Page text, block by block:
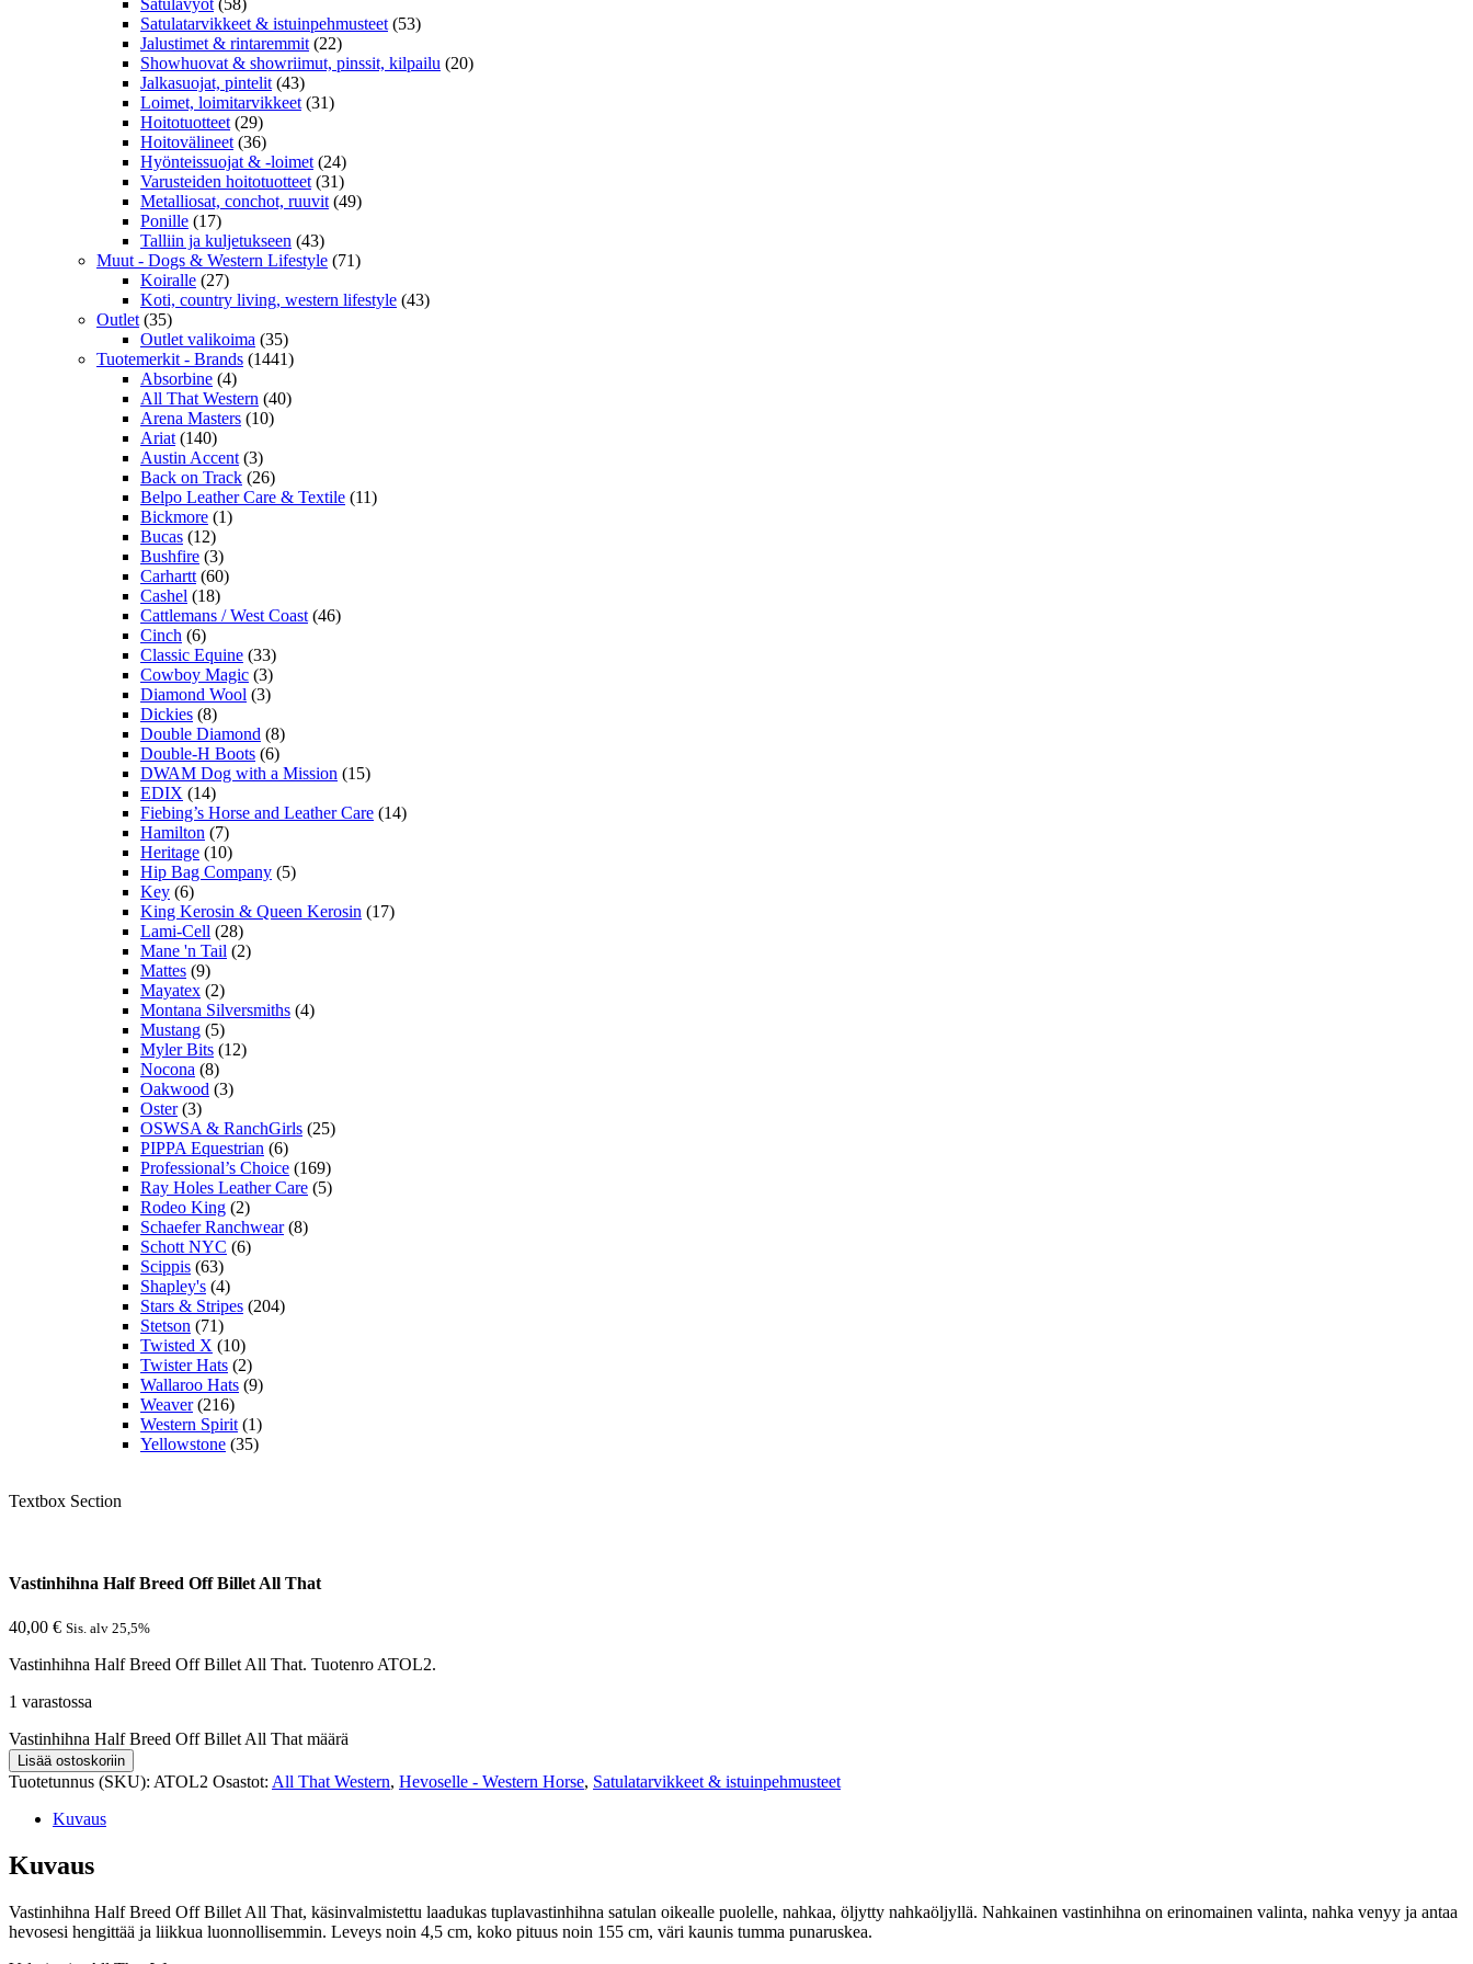
Satulavyöt (58)
Satulatarvikkeet & istuinpehmusteet (53)
Jalustimet & rintaremmit (22)
Showhuovat & showriimut, pinssit, kilpailu (20)
Jalkasuojat, pintelit (43)
Loimet, loimitarvikkeet (31)
Hoitotuotteet (29)
Hoitovälineet (36)
Hyönteissuojat & -loimet (24)
Varusteiden hoitotuotteet (31)
Metalliosat, conchot, ruuvit (49)
Ponille (17)
Talliin ja kuljetukseen (43)
Muut - Dogs & Western Lifestyle (71)
Koiralle (27)
Koti, country living, western lifestyle (43)
Outlet (35)
Outlet valikoima (35)
Tuotemerkit - Brands (1441)
Absorbine (4)
All That Western (40)
Arena Masters (10)
Ariat (140)
Austin Accent (3)
Back on Track (26)
Belpo Leather Care & Textile (11)
Bickmore (1)
Bucas (12)
Bushfire (3)
Carhartt (60)
Cashel (18)
Cattlemans / West Coast (46)
Cinch (6)
Classic Equine (33)
Cowboy Magic (3)
Diamond Wool (3)
Dickies (8)
Double Diamond (8)
Double-H Boots (6)
DWAM Dog with a Mission (15)
EDIX (14)
Fiebing’s Horse and Leather Care (14)
Hamilton (7)
Heritage (10)
Hip Bag Company (5)
Key (6)
King Kerosin & Queen Kerosin (17)
Lami-Cell (28)
Mane 'n Tail (2)
Mattes (9)
Mayatex (2)
Montana Silversmiths (4)
Mustang (5)
Myler Bits (12)
Nocona (8)
Oakwood (3)
Oster (3)
OSWSA & RanchGirls (25)
PIPPA Equestrian (6)
Professional’s Choice (169)
Ray Holes Leather Care (5)
Rodeo King (2)
Schaefer Ranchwear (8)
Schott NYC (6)
Scippis (63)
Shapley's (4)
Stars & Stripes (204)
Stetson (71)
Twisted X (10)
Twister Hats (2)
Wallaroo Hats (9)
Weaver (216)
Western Spirit (1)
Yellowstone (35)
Textbox Section
Vastinhihna Half Breed Off Billet All That
40,00 € Sis. alv 25,5%
Vastinhihna Half Breed Off Billet All That. Tuotenro ATOL2.
1 varastossa
Vastinhihna Half Breed Off Billet All That määrä
Lisää ostoskoriin
Tuotetunnus (SKU): ATOL2 Osastot: All That Western, Hevoselle - Western Horse, Satulatarvikkeet & istuinpehmusteet
Kuvaus
Kuvaus
Vastinhihna Half Breed Off Billet All That, käsinvalmistettu laadukas tuplavastinhihna satulan oikealle puolelle, nahkaa, öljytty nahkaöljyllä. Nahkainen vastinhihna on erinomainen valinta, nahka venyy ja antaa
hevosesi hengittää ja liikkua luonnollisemmin. Leveys noin 4,5 cm, koko pituus noin 155 cm, väri kaunis tumma punaruskea.